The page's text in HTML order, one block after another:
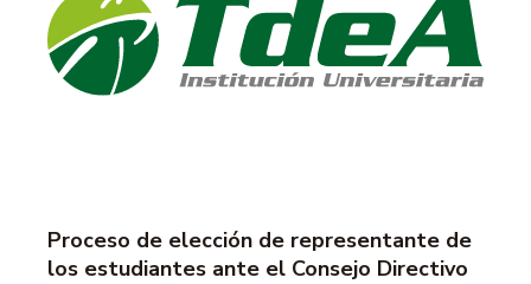
Proceso de elección de representante de
los estudiantes ante el Consejo Directivo